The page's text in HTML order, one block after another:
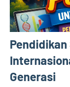
Generasi